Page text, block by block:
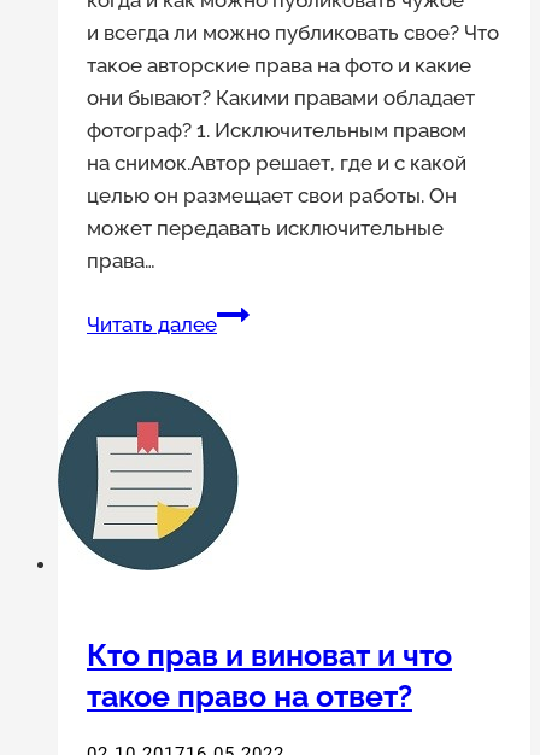
и всегда ли можно публиковать свое? Что
такое авторские права на фото и какие
они бывают? Какими правами обладает
фотограф? 1. Исключительным правом
на снимок.Автор решает, где и с какой
целью он размещает свои работы. Он
может передавать исключительные
права…
Читать далееИспользование
можно,
а когда
нельзя
Кто прав и виноват и что
такое право на ответ?